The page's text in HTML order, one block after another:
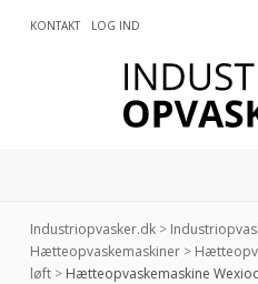
KONTAKT LOG IND
Industriopvasker.dk >
Hætteopvaskemaskiner >
løft >Hætteopvaskemaskine